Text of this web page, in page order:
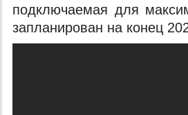
подключаемая для
запланирован на конец